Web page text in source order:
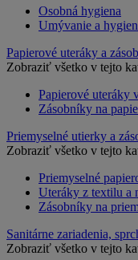
Osobná hygiena
Umývanie a
Papierové uteráky a
Zobraziť všetko v tejto
Papierové uteráky
Zásobníky na
Priemyselné utierky a
Zobraziť všetko v tejto
Priemyselné
Uteráky z textilu a
Zásobníky na
Sanitárne zariadenia,
Zobraziť všetko v tejto